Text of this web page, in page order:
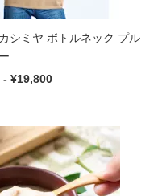
シミヤ ボトルネック プル
- ¥19,800